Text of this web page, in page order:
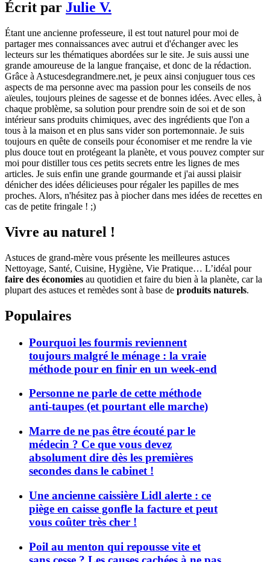
Écrit par Julie V.
Étant une ancienne professeure, il est tout naturel pour moi de
partager mes connaissances avec autrui et d'échanger avec les
lecteurs sur les thématiques abordées sur le site. Je suis aussi une
grande amoureuse de la langue française, et donc de la rédaction.
Grâce à Astucesdegrandmere.net, je peux ainsi conjuguer tous ces
aspects de ma personne avec ma passion pour les conseils de nos
aïeules, toujours pleines de sagesse et de bonnes idées. Avec elles, à
chaque problème, sa solution pour prendre soin de soi et de son
intérieur sans produits chimiques, avec des ingrédients que l'on a
tous à la maison et en plus sans vider son portemonnaie. Je suis
toujours en quête de conseils pour économiser et me rendre la vie
plus douce tout en protégeant la planète, et vous pouvez compter sur
moi pour distiller tous ces petits secrets entre les lignes de mes
articles. Je suis enfin une grande gourmande et j'ai aussi plaisir
dénicher des idées délicieuses pour régaler les papilles de mes
proches. Alors, n'hésitez pas à piocher dans mes idées de recettes en
cas de petite fringale ! ;)
Vivre au naturel !
Astuces de grand-mère vous présente les meilleures astuces
Nettoyage, Santé, Cuisine, Hygiène, Vie Pratique… L’idéal pour
faire des économies au quotidien et faire du bien à la planète, car la
plupart des astuces et remèdes sont à base de produits naturels.
Populaires
Pourquoi les fourmis reviennent
toujours malgré le ménage : la vraie
méthode pour en finir en un week-end
Personne ne parle de cette méthode
anti-taupes (et pourtant elle marche)
Marre de ne pas être écouté par le
médecin ? Ce que vous devez
absolument dire dès les premières
secondes dans le cabinet !
Une ancienne caissière Lidl alerte : ce
piège en caisse gonfle la facture et peut
vous coûter très cher !
Poil au menton qui repousse vite et